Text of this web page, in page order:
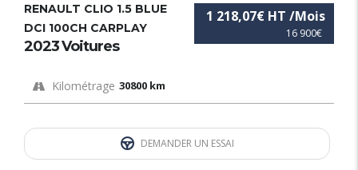
16 900€
1 218,07€ HT /Mois
RENAULT CLIO 1.5 BLUE
DCI 100CH CARPLAY
2023 Voitures
Kilométrage 30800 km
DEMANDER UN ESSAI